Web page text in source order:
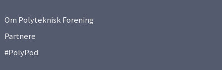
Om Polyteknisk Forening
Partnere
#PolyPod